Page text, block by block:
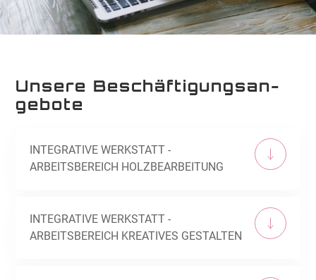
Unsere Be­schäf­ti­gungs­an­
ge­bo­te
INTEGRATIVE WERKSTATT -
ARBEITSBEREICH HOLZBEARBEITUNG
INTEGRATIVE WERKSTATT -
ARBEITSBEREICH KREATIVES GESTALTEN